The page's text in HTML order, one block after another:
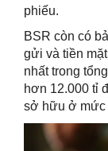
phiếu.
BSR còn có
gửi và tiền
nhất trong
hơn 12.000 tỉ
sở hữu ở mức